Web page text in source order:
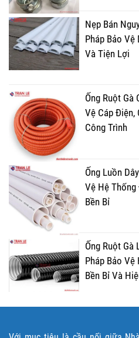
Nẹp Bán
Pháp Bảo Vệ
Và Tiện Lợi
Ống Ruột Gà
Vệ Cáp Điện,
Công Trình
Ống Luồn
Vệ Hệ
Bền Bỉ
Ống Ruột Gà
Pháp Bảo Vệ
Bền Bỉ Và